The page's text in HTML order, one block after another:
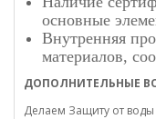
основные
Внутренняя
материалов,
ДОПОЛНИТЕЛЬНЫЕ
Делаем Защиту от воды